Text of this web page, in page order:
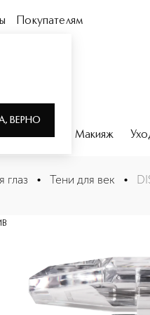
ВЕРНО
Покупателям
Макияж
GLITTER EYE + FACE
глаз • Тени для век •